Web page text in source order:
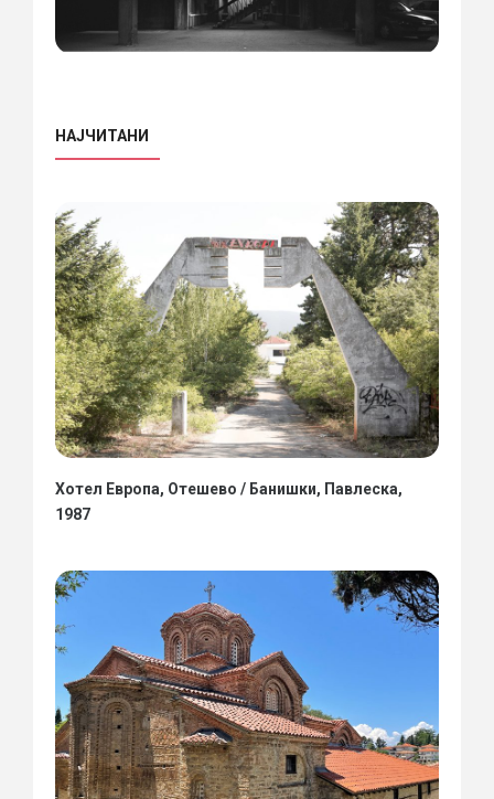
НАЈЧИТАНИ
Хотел Европа, Отешево / Банишки, Павлеска,
1987